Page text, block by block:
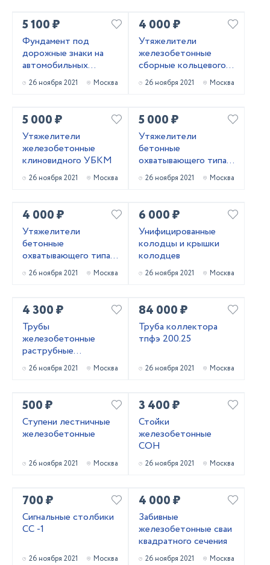
5 100 ₽
Фундамент под
дорожные знаки на
автомобильных
дорогах
26 ноября 2021 Москва
4 000 ₽
Утяжелители
железобетонные
сборные кольцевого
типа 2УТК
26 ноября 2021 Москва
5 000 ₽
Утяжелители
железобетонные
клиновидного УБКМ
26 ноября 2021 Москва
5 000 ₽
Утяжелители
бетонные
охватывающего типа
УБОм
26 ноября 2021 Москва
4 000 ₽
Утяжелители
бетонные
охватывающего типа
УБО
26 ноября 2021 Москва
6 000 ₽
Унифицированные
колодцы и крышки
колодцев
26 ноября 2021 Москва
4 300 ₽
Трубы
железобетонные
раструбные
безнапорные
армированные
26 ноября 2021 Москва
84 000 ₽
Труба коллектора
тпфэ 200.25
26 ноября 2021 Москва
500 ₽
Ступени лестничные
железобетонные
26 ноября 2021 Москва
3 400 ₽
Стойки
железобетонные
СОН
26 ноября 2021 Москва
700 ₽
Сигнальные столбики
СС -1
26 ноября 2021 Москва
4 000 ₽
Забивные
железобетонные сваи
квадратного сечения
26 ноября 2021 Москва